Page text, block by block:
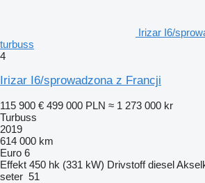
Irizar I6/
turbuss
4
Irizar I6/sprowadzona z Francji
115 900 € 499 000 PLN ≈ 1 273 000 kr
Turbuss
2019
614 000 km
Euro 6
Effekt 450 hk (331 kW) Drivstoff diesel
seter 51